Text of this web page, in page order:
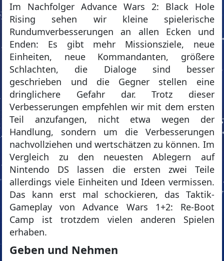
Im Nachfolger Advance Wars 2: Black Hole
Rising sehen wir kleine spielerische
Rundumverbesserungen an allen Ecken und
Enden: Es gibt mehr Missionsziele, neue
Einheiten, neue Kommandanten, größere
Schlachten, die Dialoge sind besser
geschrieben und die Gegner stellen eine
dringlichere Gefahr dar. Trotz dieser
Verbesserungen empfehlen wir mit dem ersten
Teil anzufangen, nicht etwa wegen der
Handlung, sondern um die Verbesserungen
nachvollziehen und wertschätzen zu können. Im
Vergleich zu den neuesten Ablegern auf
Nintendo DS lassen die ersten zwei Teile
allerdings viele Einheiten und Ideen vermissen.
Das kann erst mal schockieren, das Taktik-
Gameplay von Advance Wars 1+2: Re-Boot
Camp ist trotzdem vielen anderen Spielen
erhaben.
Geben und Nehmen